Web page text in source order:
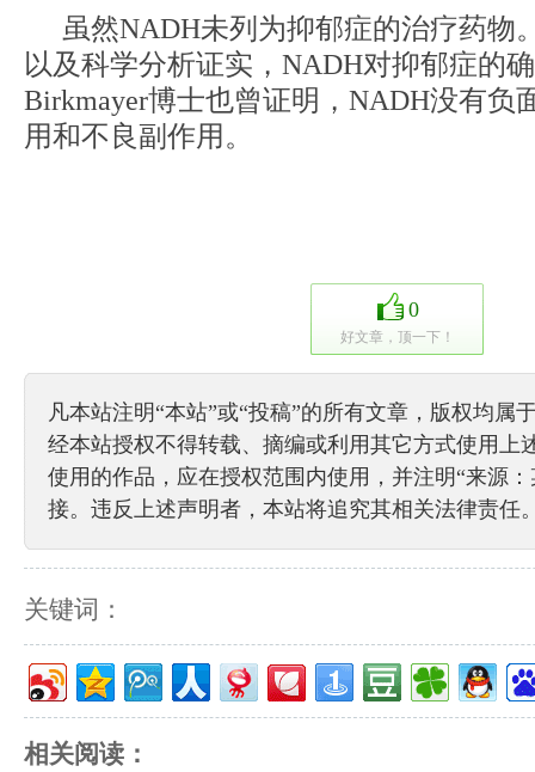
虽然NADH未列为抑郁症的治疗药物
以及科学分析证实，NADH对抑郁症的
Birkmayer博士也曾证明，NADH没有负
用和不良副作用。
0
好文章，顶一下！
凡本站注明“本站”或“投稿”的所有文章，版权均属
经本站授权不得转载、摘编或利用其它方式使用上
使用的作品，应在授权范围内使用，并注明“来源
接。违反上述声明者，本站将追究其相关法律责任
关键词：
相关阅读：